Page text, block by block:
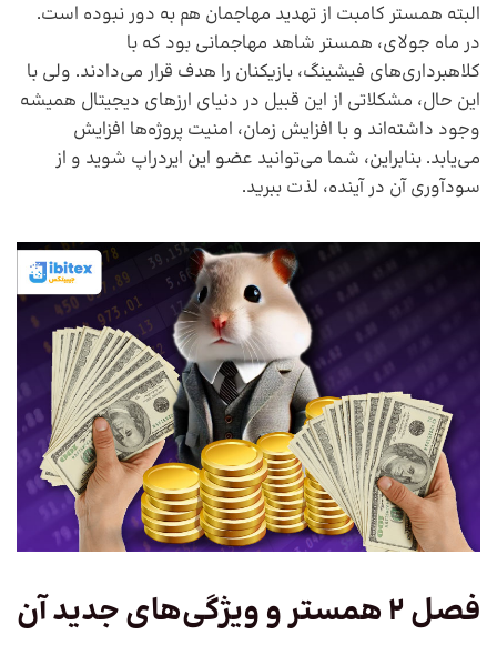
البته همستر کامبت از تهدید مهاجمان هم به دور نبوده است.
در ماه جولای، همستر شاهد مهاجمانی بود که با
کلاهبرداری‌های فیشینگ، بازیکنان را هدف قرار می‌دادند. ولی با
این حال، مشکلاتی از این قبیل در دنیای ارزهای دیجیتال همیشه
وجود داشته‌اند و با افزایش زمان، امنیت پروژه‌ها افزایش
می‌یابد. بنابراین، شما می‌توانید عضو این ایردراپ شوید و از
سودآوری آن در آینده، لذت ببرید.
فصل 2 همستر و ویژگی‌های جدید آن